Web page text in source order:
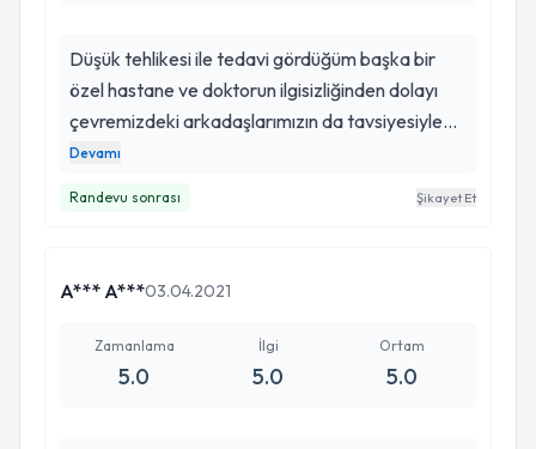
Düşük tehlikesi ile tedavi gördüğüm başka bir
özel hastane ve doktorun ilgisizliğinden dolayı
çevremizdeki arkadaşlarımızın da tavsiyesiyle
Ulviye Hoca ile tanışma fırsatımız oldu. Ulviye
ihtiyacımız olsa telefonlarımıza cevap verdi.
Diğer doktorlar gibi saatler sonra değil çok hızlı
Devamı
Randevu sonrası Şikayet Et
A*** A***03.04.2021
Zamanlama
5.0
İlgi
5.0
Ortam
5.0